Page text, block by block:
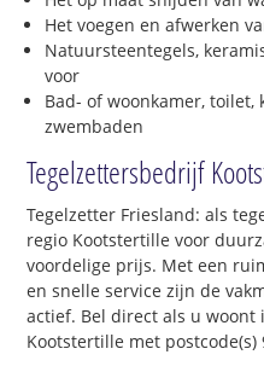
Het voegen en afwerken
Natuursteentegels,
voor
Bad- of woonkamer, toilet,
zwembaden
Tegelzettersbedrijf
Tegelzetter Friesland: als
regio Kootstertille voor
voordelige prijs. Met een
en snelle service zijn de
actief. Bel direct als u woont
Kootstertille met postcode(s)